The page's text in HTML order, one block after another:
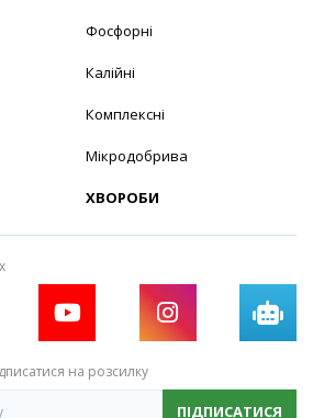
Фосфорні
Калійні
Комплексні
Мікродобрива
ХВОРОБИ
на розсилку
ПІДПИСАТИСЯ